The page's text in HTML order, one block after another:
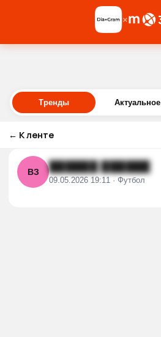
×
Тренды Актуальное
← К ленте
ВЗ ██████ ██████
09.05.2026 19:11 · Футбол